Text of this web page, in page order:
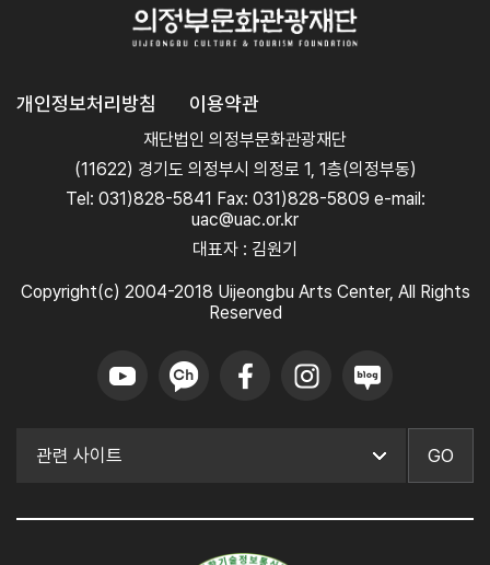
개인정보처리방침 이용약관
재단법인 의정부문화관광재단
(11622) 경기도 의정부시 의정로 1, 1층(의정부동)
Tel: 031)828-5841 Fax: 031)828-5809 e-mail:
uac@uac.or.kr
대표자 : 김원기
Copyright(c) 2004-2018 Uijeongbu Arts Center, All Rights
Reserved
GO